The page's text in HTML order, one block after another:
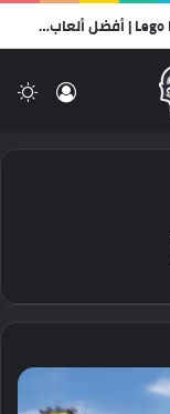
مراجعة Lego Batman: Legacy of the Dark Knight | أفضل ألعاب الليجو… وأجمل رسالة حب لشخصية باتمان!